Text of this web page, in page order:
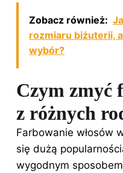
Zobacz również:
rozmiaru biżuterii,
wybór?
Czym zmyć
z różnych
Farbowanie włosów
się dużą
wygodnym